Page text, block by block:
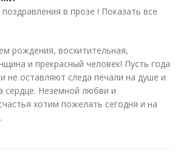
в прозе ! Показать все
рождения, восхитительная,
и прекрасный человек! Пусть года
не оставляют следа печали на душе и
сердце. Неземной любви и
хотим пожелать сегодня и на